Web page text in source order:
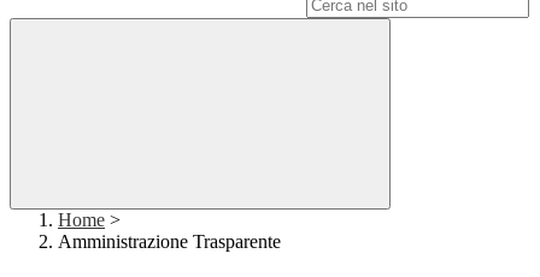
Home >
Amministrazione Trasparente